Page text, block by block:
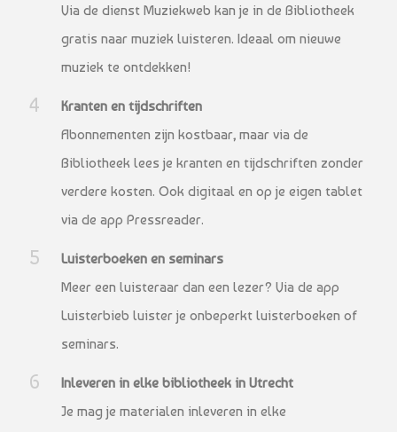
Via de dienst Muziekweb kan je in de Bibliotheek
gratis naar muziek luisteren. Ideaal om nieuwe
muziek te ontdekken!
Kranten en tijdschriften
Abonnementen zijn kostbaar, maar via de
Bibliotheek lees je kranten en tijdschriften zonder
verdere kosten. Ook digitaal en op je eigen tablet
via de app Pressreader.
Luisterboeken en seminars
Meer een luisteraar dan een lezer? Via de app
Luisterbieb luister je onbeperkt luisterboeken of
seminars.
Inleveren in elke bibliotheek in Utrecht
Je mag je materialen inleveren in elke